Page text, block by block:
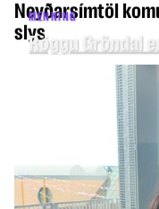
Neyðarsímtöl
slys
MENNING
Röggu Gröndal